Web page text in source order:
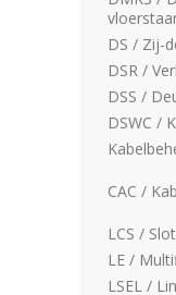
DS / Zij-
DSR /
DSS /
DSWC /
CAC /
LCS /
LE /
LSEL /